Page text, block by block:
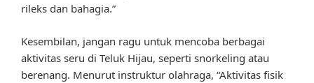
rileks dan bahagia.”
Kesembilan, jangan ragu untuk mencoba berbagai
aktivitas seru di Teluk Hijau, seperti snorkeling atau
berenang. Menurut instruktur olahraga, “Aktivitas fisik